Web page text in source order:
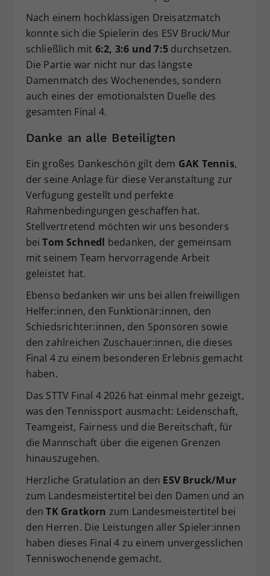
Nach einem hochklassigen Dreisatzmatch
konnte sich die Spielerin des ESV Bruck/Mur
schließlich mit 6:2, 3:6 und 7:5durchsetzen.
Die Partie war nicht nur das längste
Damenmatch des Wochenendes, sondern
auch eines der emotionalsten Duelle des
gesamten Final 4.
Danke an alle Beteiligten
Ein großes Dankeschön gilt dem GAK Tennis,
der seine Anlage für diese Veranstaltung zur
Verfügung gestellt und perfekte
Rahmenbedingungen geschaffen hat.
Stellvertretend möchten wir uns besonders
beiTom Schnedl bedanken, der gemeinsam
mit seinem Team hervorragende Arbeit
geleistet hat.
Ebenso bedanken wir uns bei allen freiwilligen
Helfer:innen, den Funktionär:innen, den
Schiedsrichter:innen, den Sponsoren sowie
den zahlreichen Zuschauer:innen, die dieses
Final 4 zu einem besonderen Erlebnis gemacht
haben.
Das STTV Final 4 2026 hat einmal mehr gezeigt,
was den Tennissport ausmacht: Leidenschaft,
Teamgeist, Fairness und die Bereitschaft, für
die Mannschaft über die eigenen Grenzen
hinauszugehen.
Herzliche Gratulation an den ESV Bruck/Mur
zum Landesmeistertitel bei den Damen und an
denTK Gratkorn zum Landesmeistertitel bei
den Herren. Die Leistungen aller Spieler:innen
haben dieses Final 4 zu einem unvergesslichen
Tenniswochenende gemacht.